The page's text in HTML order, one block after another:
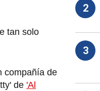
tan solo
compañía de
de 'Al
2
3